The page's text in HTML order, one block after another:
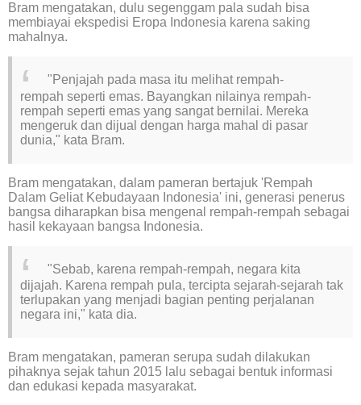
Bram mengatakan, dulu segenggam pala sudah bisa
membiayai ekspedisi Eropa Indonesia karena saking
mahalnya.
"Penjajah pada masa itu melihat rempah-
rempah seperti emas. Bayangkan nilainya rempah-
rempah seperti emas yang sangat bernilai. Mereka
mengeruk dan dijual dengan harga mahal di pasar
dunia," kata Bram.
Bram mengatakan, dalam pameran bertajuk 'Rempah
Dalam Geliat Kebudayaan Indonesia' ini, generasi penerus
bangsa diharapkan bisa mengenal rempah-rempah sebagai
hasil kekayaan bangsa Indonesia.
"Sebab, karena rempah-rempah, negara kita
dijajah. Karena rempah pula, tercipta sejarah-sejarah tak
terlupakan yang menjadi bagian penting perjalanan
negara ini," kata dia.
Bram mengatakan, pameran serupa sudah dilakukan
pihaknya sejak tahun 2015 lalu sebagai bentuk informasi
dan edukasi kepada masyarakat.